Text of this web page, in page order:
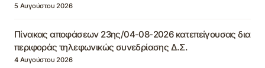
5 Αυγούστου 2026
Πίνακας αποφάσεων 23ης/04-08-2026 κατεπείγουσας δια
περιφοράς τηλεφωνικώς συνεδρίασης Δ.Σ.
4 Αυγούστου 2026